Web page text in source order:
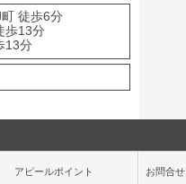
徒歩6分
歩13分
13分
アピールポイント お問合せ